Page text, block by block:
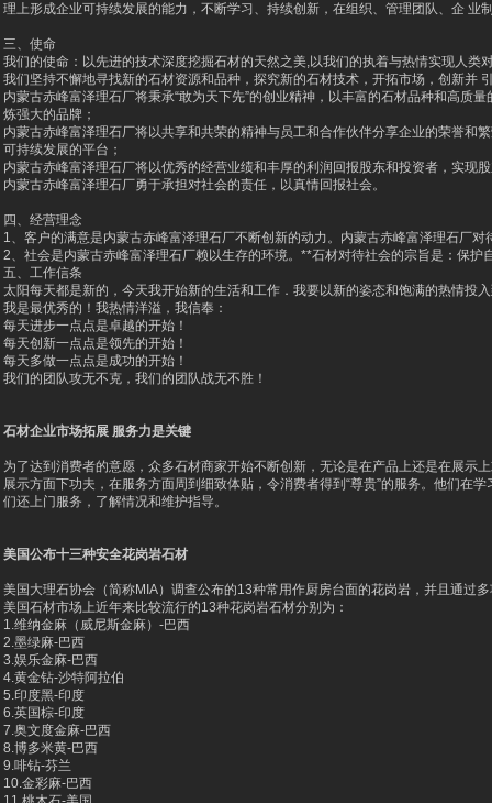
理上形成企业可持续发展的能力，不断学习、持续创新，在组织、管理团队、企
三、使命
我们的使命：以先进的技术深度挖掘石材的天然之美,以我们的执着与热情实现人类
我们坚持不懈地寻找新的石材资源和品种，探究新的石材技术，开拓市场，创新并
内蒙古赤峰富泽理石厂将秉承“敢为天下先”的创业精神，以丰富的石材品种和高质
炼强大的品牌；
内蒙古赤峰富泽理石厂将以共享和共荣的精神与员工和合作伙伴分享企业的荣誉和
可持续发展的平台；
内蒙古赤峰富泽理石厂将以优秀的经营业绩和丰厚的利润回报股东和投资者，实现
内蒙古赤峰富泽理石厂勇于承担对社会的责任，以真情回报社会。
四、经营理念
1、客户的满意是内蒙古赤峰富泽理石厂不断创新的动力。 内蒙古赤峰富泽理石厂对
2、社会是内蒙古赤峰富泽理石厂赖以生存的环境。**石材对待社会的宗旨是：保护
五、工作信条
太阳每天都是新的，今天我开始新的生活和工作．我要以新的姿态和饱满的热情投
我是最优秀的！我热情洋溢，我信奉：
每天进步一点点是卓越的开始！
每天创新一点点是领先的开始！
每天多做一点点是成功的开始！
我们的团队攻无不克，我们的团队战无不胜！
石材企业市场拓展 服务力是关键
为了达到消费者的意愿，众多石材商家开始不断创新，无论是在产品上还是在展
展示方面下功夫，在服务方面周到细致体贴，令消费者得到“尊贵”的服务。他们在
们还上门服务，了解情况和维护指导。
美国公布十三种安全花岗岩石材
美国大理石协会（简称MIA）调查公布的13种常用作厨房台面的花岗岩，并且通过
美国石材市场上近年来比较流行的13种花岗岩石材分别为：
1.维纳金麻（威尼斯金麻）-巴西
2.墨绿麻-巴西
3.娱乐金麻-巴西
4.黄金钻-沙特阿拉伯
5.印度黑-印度
6.英国棕-印度
7.奥文度金麻-巴西
8.博多米黄-巴西
9.啡钻-芬兰
10.金彩麻-巴西